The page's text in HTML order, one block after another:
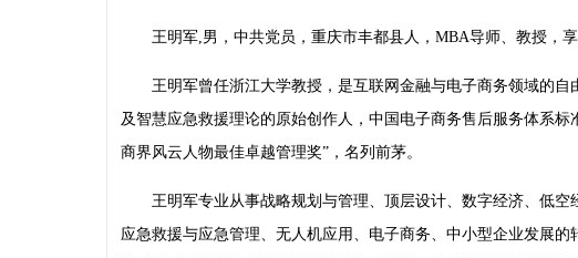
王明军,男，中共党员，重庆市丰都县人，MBA导师、教授，享
王明军曾任浙江大学教授，是互联网金融与电子商务领域的
及智慧应急救援理论的原始创作人，中国电子商务售后服务体系标
商界风云人物最佳卓越管理奖”，名列前茅。
王明军专业从事战略规划与管理、顶层设计、数字经济、低
应急救援与应急管理、无人机应用、电子商务、中小型企业发展